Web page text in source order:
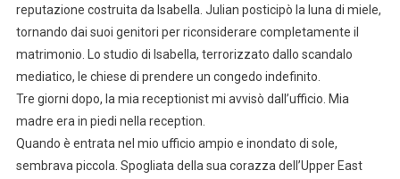
reputazione costruita da Isabella. Julian posticipò la luna di miele,
tornando dai suoi genitori per riconsiderare completamente il
matrimonio. Lo studio di Isabella, terrorizzato dallo scandalo
mediatico, le chiese di prendere un congedo indefinito.
Tre giorni dopo, la mia receptionist mi avvisò dall’ufficio. Mia
madre era in piedi nella reception.
Quando è entrata nel mio ufficio ampio e inondato di sole,
sembrava piccola. Spogliata della sua corazza dell’Upper East